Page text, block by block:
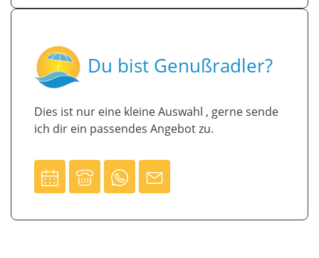
Du bist Genußradler?
Dies ist nur eine kleine Auswahl , gerne sende
ich dir ein passendes Angebot zu.